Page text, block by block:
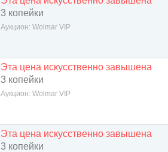
3 копейки
Аукцион: Wolmar VIP
Эта цена искусственно завышена
3 копейки
Аукцион: Wolmar VIP
Эта цена искусственно завышена
3 копейки